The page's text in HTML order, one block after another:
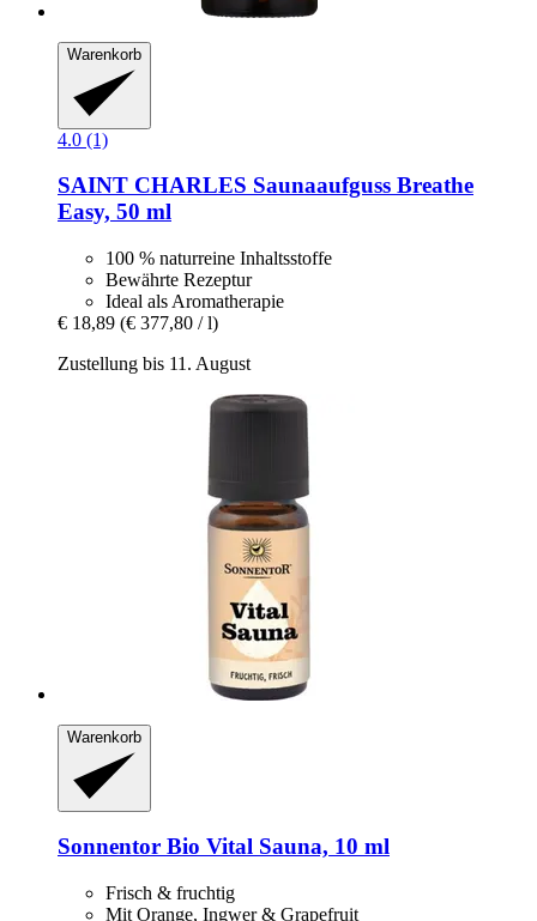
Warenkorb
4.0 (1)
SAINT CHARLES Saunaaufguss Breathe
Easy, 50 ml
100 % naturreine Inhaltsstoffe
Bewährte Rezeptur
Ideal als Aromatherapie
€ 18,89 (€ 377,80 / l)
Zustellung bis 11. August
Warenkorb
Sonnentor Bio Vital Sauna, 10 ml
Frisch & fruchtig
Mit Orange, Ingwer & Grapefruit